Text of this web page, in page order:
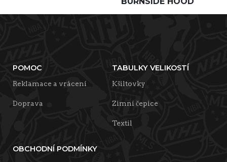
POMOC
Reklamace a vrácení
Doprava
TABULKY VELIKOSTÍ
Kšiltovky
Zimní čepice
Textil
OBCHODNÍ PODMÍNKY